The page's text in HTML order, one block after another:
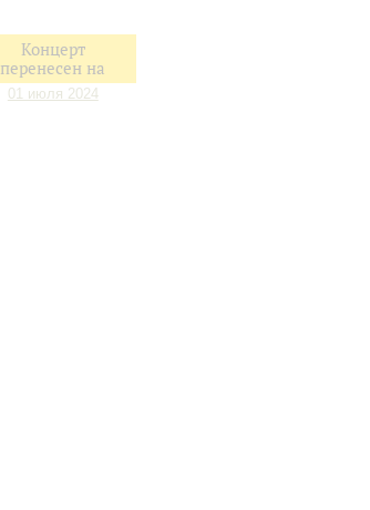
Концерт
перенесен на
01 июля 2024